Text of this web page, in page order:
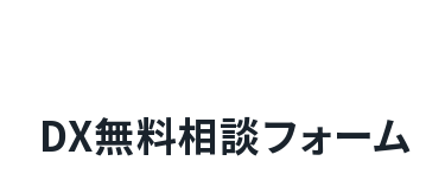
DX無料相談フォーム